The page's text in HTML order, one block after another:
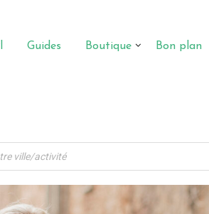
Guides Boutique Bon plan